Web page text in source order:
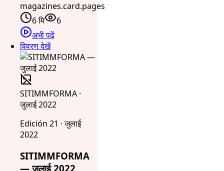
magazines.card.pages
6 मि
6
अभी पढ़ें
विवरण देखें
SITIMMFORMA ·
जुलाई 2022
Edición 21 · जुलाई
2022
SITIMMFORMA
— जुलाई 2022